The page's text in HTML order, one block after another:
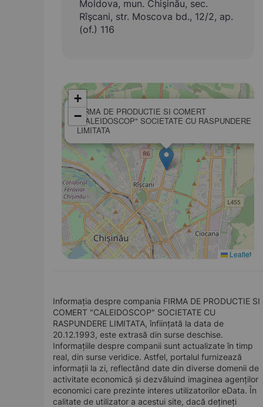
Moldova, mun. Chişinău, sec.
Rîşcani, str. Moscova bd., 12/2, ap.
(of.) 116
FIRMA DE PRODUCTIE SI COMERT
"CALEIDOSCOP" SOCIETATE CU RASPUNDERE
LIMITATA
+
−
Leaflet
Informația despre compania FIRMA DE PRODUCTIE SI
COMERT "CALEIDOSCOP" SOCIETATE CU
RASPUNDERE LIMITATA, înființată la data de
20.12.1993, este extrasă din surse deschise.
Informațiile despre companii sunt actualizate în timp
real, din surse veridice. Astfel, portalul furnizează
informații la zi, reflectând date din diverse domenii de
activitate economică și dezvăluind imaginea agenților
economici care prezinte interes utilizatorilor eData. În
calitate de utilizator a acestui site, dacă dețineți